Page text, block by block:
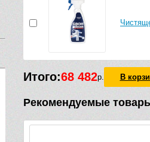
Итого:68 482р. В
Рекомендуемые